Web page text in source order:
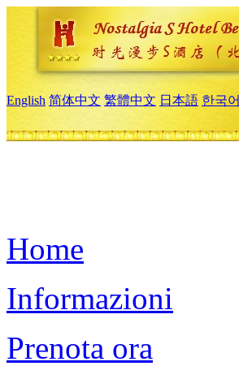
English 简体中文 繁體中文 日本語 한국어
Home
Informazioni
Prenota ora